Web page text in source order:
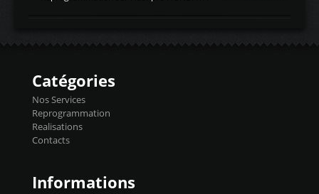
d'admissiontemp ex. pour atmo -30- 80°C
temperaturetemperature ldr moteurtemp
Injecteurs + Flashpro 1370€ TTC Le
précise et performante. Vous pourrez
basculer de la carto sans plomb à Ethanol à
l'aide du flashpro OPTION ECONOMIQUES
Reprog SP 98 sur le calculateur d'origine
450€ TTC Un gain d'environ 10cv et 15nm
Catégories
Nos Services
Reprogrammation
Realisations
Contacts
Informations